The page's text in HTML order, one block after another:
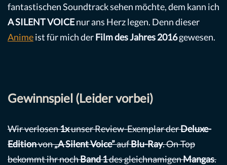
fantastischen Soundtrack sehen möchte, dem kann ich
A SILENT VOICEnur ans Herz legen. Denn dieser
Animeist für mich derFilm des Jahres 2016gewesen.
Gewinnspiel (Leider vorbei)
Wir verlosen1xunser Review-Exemplar derDeluxe-
Editionvon„A Silent Voice”aufBlu-Ray. On-Top
bekommt ihr nochBand 1des gleichnamigenMangas.